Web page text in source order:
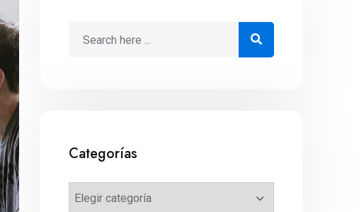
Categorías